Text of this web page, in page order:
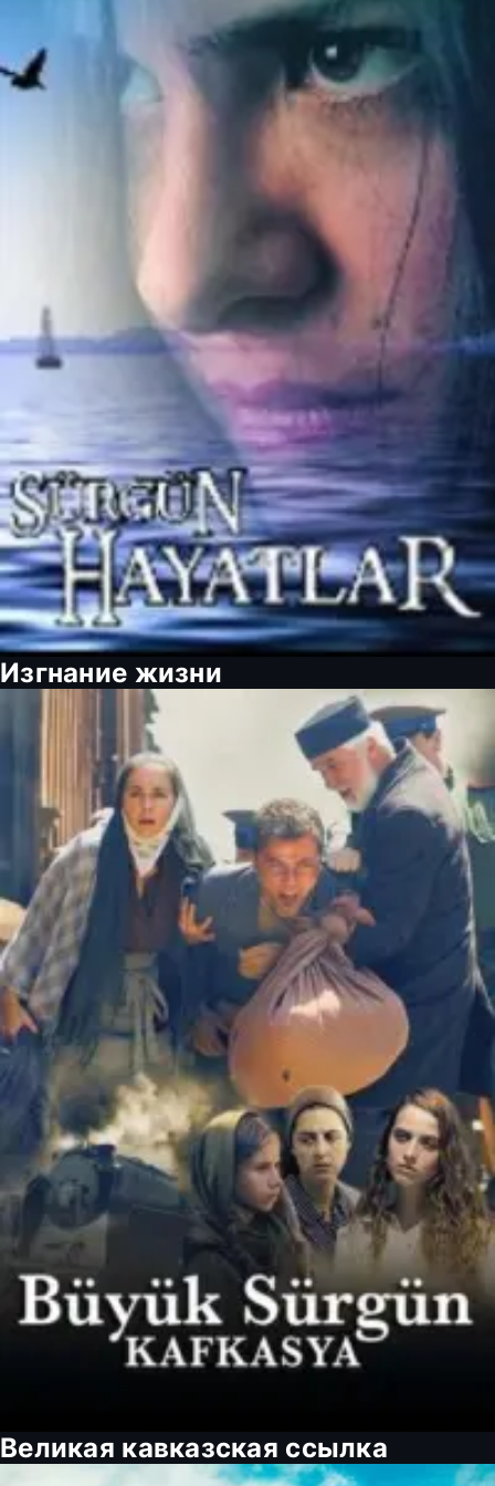
Изгнание жизни
Великая кавказская ссылка